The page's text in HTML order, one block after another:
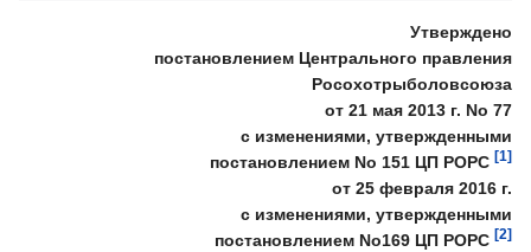
Утверждено
постановлением Центрального правления
Росохотрыболовсоюза
от 21 мая 2013 г. No 77
с изменениями, утвержденными
постановлением No 151 ЦП РОРС [1]
от 25 февраля 2016 г.
с изменениями, утвержденными
постановлением No169 ЦП РОРС [2]